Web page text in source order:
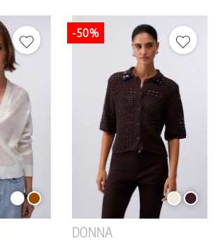
BIANCOMARRONE PANNA
MORO
DONNA
-50%